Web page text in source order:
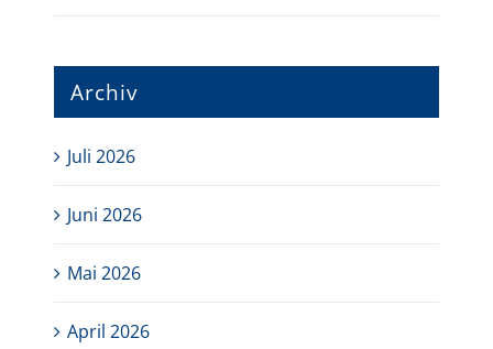
Archiv
Juli 2026
Juni 2026
Mai 2026
April 2026